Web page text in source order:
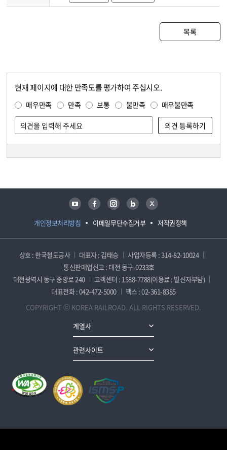
목록
현재 페이지에 대한 만족도를 평가하여 주십시오.
매우만족 만족 보통 불만족 매우불만족
개인정보처리방침 이메일무단수집거부 저작권정책
유튜브 페이스북 인스타그램 블로그 트위터
상호 : 한국철도공사 대표자 : 김태승
사업자등록 : 314-82-10024
통신판매업신고 : 대전 동구-0233호
대전광역시 동구 중앙로 240
고객센터 : 1588-7788(이용료 : 발신자부담)
대표전화 : 042-472-5000
팩스 : 02-361-8385
COPYRIGHT ⓒ KOREA RAILROAD. ALL RIGHTS RESERVED.
계열사
관련사이트